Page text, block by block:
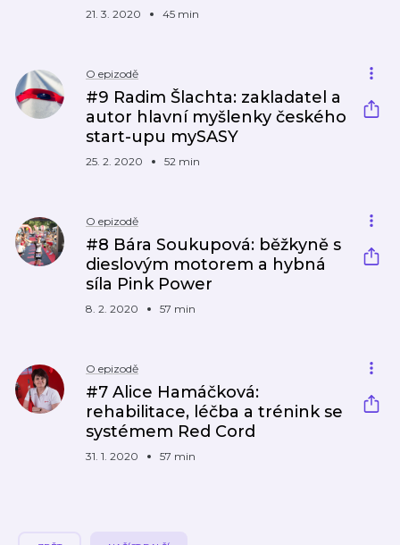
21. 3. 2020 45 min
O epizodě
#9 Radim Šlachta: zakladatel a
autor hlavní myšlenky českého
start-upu mySASY
25. 2. 2020 52 min
O epizodě
#8 Bára Soukupová: běžkyně s
dieslovým motorem a hybná
síla Pink Power
8. 2. 2020 57 min
O epizodě
#7 Alice Hamáčková:
rehabilitace, léčba a trénink se
systémem Red Cord
31. 1. 2020 57 min